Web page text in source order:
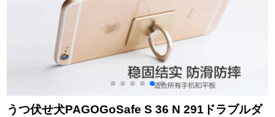
うつ伏せ犬PAGOGoSafe S 36 N 291ドラブルダ